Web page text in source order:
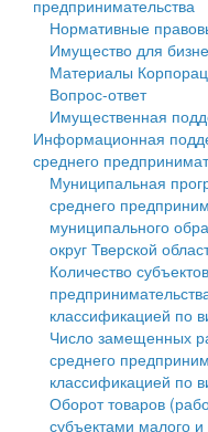
Государственные
Промышленность и
Экономика и бизнес
...
Символика
Устав
Гостям округа
Туризм
Культура
Образование
Здравоохранение
Социальная защита
Фотоальбом
муниципального
Администрация
Тверской области
Управление сельскими
Открытые данные
Работа с
Муниципальный
Муниципальные
Проекты
Финансовое
Бюджет для граждан
Имущество
Выявление
объектов
Имущественная
среднего
Информационная
среднего
предпринимательства
Нормативные
Имущество для
Материалы
Вопрос-ответ
Имущественная
Информационная
среднего
Муниципальная
среднего
муниципального
округ Тверской
Количество
классификацией по
Число замещенных
среднего
классификацией по
Оборот товаров
субъектами малого